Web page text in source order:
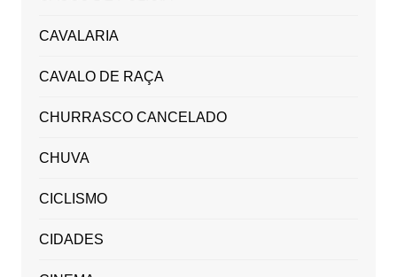
CAVALARIA
CAVALO DE RAÇA
CHURRASCO CANCELADO
CHUVA
CICLISMO
CIDADES